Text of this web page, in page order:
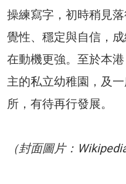
操練寫字，初時稍見
覺性、穩定與自信，
在動機更強。至於本
主的私立幼稚園，及
所，有待再行發展。
（封面圖片：